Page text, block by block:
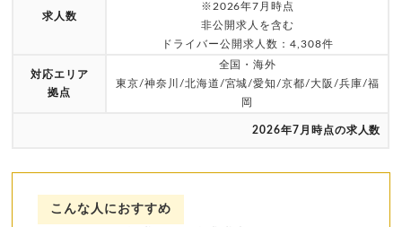
求人数
※2026年7月時点
非公開求人を含む
ドライバー公開求人数：4,308件
対応エリア
拠点
全国・海外
東京/神奈川/北海道/宮城/愛知/京都/大阪/兵庫/福
岡
2026年7月時点の求人数
こんな人におすすめ